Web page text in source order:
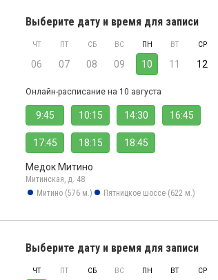
Выберите дату и время для записи
ЧТ
06
ПТ
07
СБ
08
ВС
09
ПН
10
ВТ
11
СР
12
Онлайн-расписание на 10 августа
9:45 10:15 14:30 16:45
17:45 18:15 18:45
Медок Митино
Митинская, д. 48
Митино (576 м.)
Пятницкое шоссе (622 м.)
Выберите дату и время для записи
ЧТ ПТ СБ ВС ПН ВТ СР